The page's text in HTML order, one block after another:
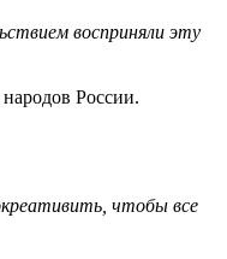
восприняли эту
России.
чтобы все